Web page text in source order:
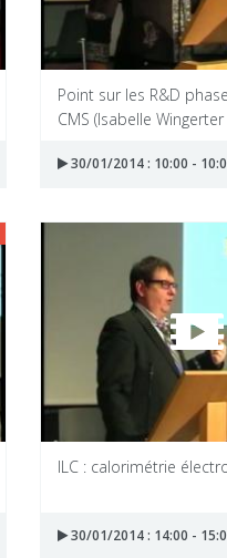
Point sur les R&D
CMS (Isabelle Wingerter
30/01/2014 : 10:00 -
ILC : calorimétrie
30/01/2014 : 14:00 -